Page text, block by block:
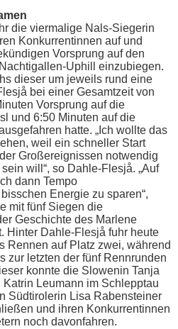
die viermalige Nals-Siegerin
Konkurrentinnen auf und
Vorsprung auf den
Uphill einzubiegen.
dieser um jeweils rund eine
bei einer Gesamtzeit von
Vorsprung auf die
und 6:50 Minuten auf die
hatte. „Ich wollte das
weil ein schneller Start
Großereignissen notwendig
will“, so Dahle-Flesjå. „Auf
dann Tempo
Energie zu sparen“,
mit fünf Siegen die
Geschichte des Marlene
Hinter Dahle-Flesjå fuhr heute
Rennen auf Platz zwei, während
zur letzten der fünf Rennrunden
konnte die Slowenin Tanja
Leumann im Schlepptau
Südtirolerin Lisa Rabensteiner
und ihren Konkurrentinnen
noch davonfahren.